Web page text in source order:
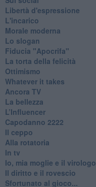
Libertà d'espressione
L'incarico
Morale moderna
Lo slogan
Fiducia "Apocrifa"
La torta della felicità
Ottimismo
Whatever it takes
Ancora TV
La bellezza
L’Influencer
​Capodanno 2222
Il ceppo
Alla rotatoria
In tv
Io, mia moglie e il virologo
Il diritto e il rovescio
Sfortunato al gioco...